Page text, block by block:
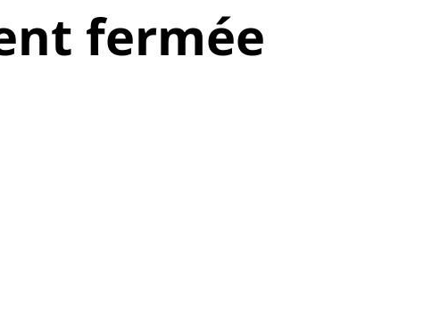
fermée